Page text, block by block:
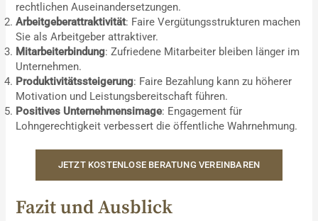
rechtlichen Auseinandersetzungen.
Arbeitgeberattraktivität: Faire Vergütungsstrukturen machen
Sie als Arbeitgeber attraktiver.
Mitarbeiterbindung: Zufriedene Mitarbeiter bleiben länger im
Unternehmen.
Produktivitätssteigerung: Faire Bezahlung kann zu höherer
Motivation und Leistungsbereitschaft führen.
Positives Unternehmensimage: Engagement für
Lohngerechtigkeit verbessert die öffentliche Wahrnehmung.
JETZT KOSTENLOSE BERATUNG VEREINBAREN
Fazit und Ausblick